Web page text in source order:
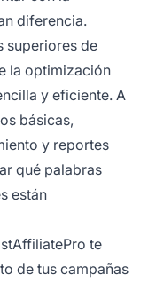
diferencia.
superiores de
la optimización
y eficiente. A
básicas,
y reportes
qué palabras
están
te
de tus campañas